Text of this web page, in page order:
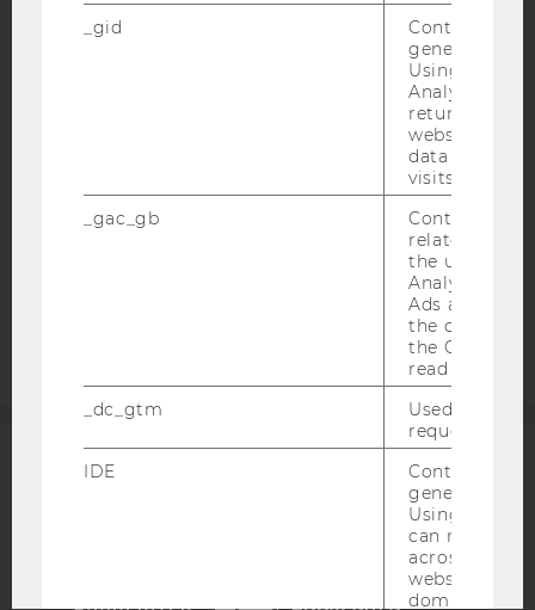
DATA PROTECTION STATEMENT SOCIAL MEDIA
DATA PROTECTION STATEMENT APPLICANTS AND
ACCREDITED BY:
_gid
Contains a
generated
Using this
Analytics can
returning
website and
data from
visits.
_gac_gb
Contains
related
the user. If
Analytics and
Ads
the
the Google
read this
_dc_gtm
Used to
request rate.
IDE
Contains a
generated
Using this
can
across
websites
domains and